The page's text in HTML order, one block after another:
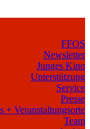
FFOS
Newsletter
Junges Kino
Unterstützung
Service
Presse
+ Veranstaltungsorte
Team